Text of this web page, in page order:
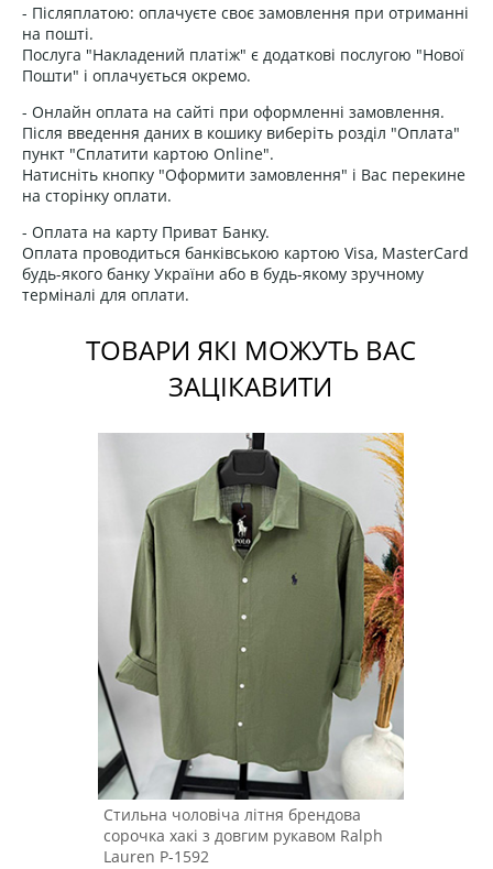
- Післяплатою: оплачуєте своє замовлення при отриманні
на пошті.
Послуга "Накладений платіж" є додаткові послугою "Нової
Пошти" і оплачується окремо.
- Онлайн оплата на сайті при оформленні замовлення.
Після введення даних в кошику виберіть розділ "Оплата"
пункт "Сплатити картою Online".
Натисніть кнопку "Оформити замовлення" і Вас перекине
на сторінку оплати.
- Оплата на карту Приват Банку.
Оплата проводиться банківською картою Visa, MasterCard
будь-якого банку України або в будь-якому зручному
терміналі для оплати.
ТОВАРИ ЯКІ МОЖУТЬ ВАС
ЗАЦІКАВИТИ
Стильна чоловіча літня брендова
сорочка хакі з довгим рукавом Ralph
Lauren Р-1592